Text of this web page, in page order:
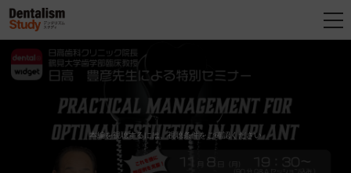
本編を視聴するには、視聴条件をご確認ください